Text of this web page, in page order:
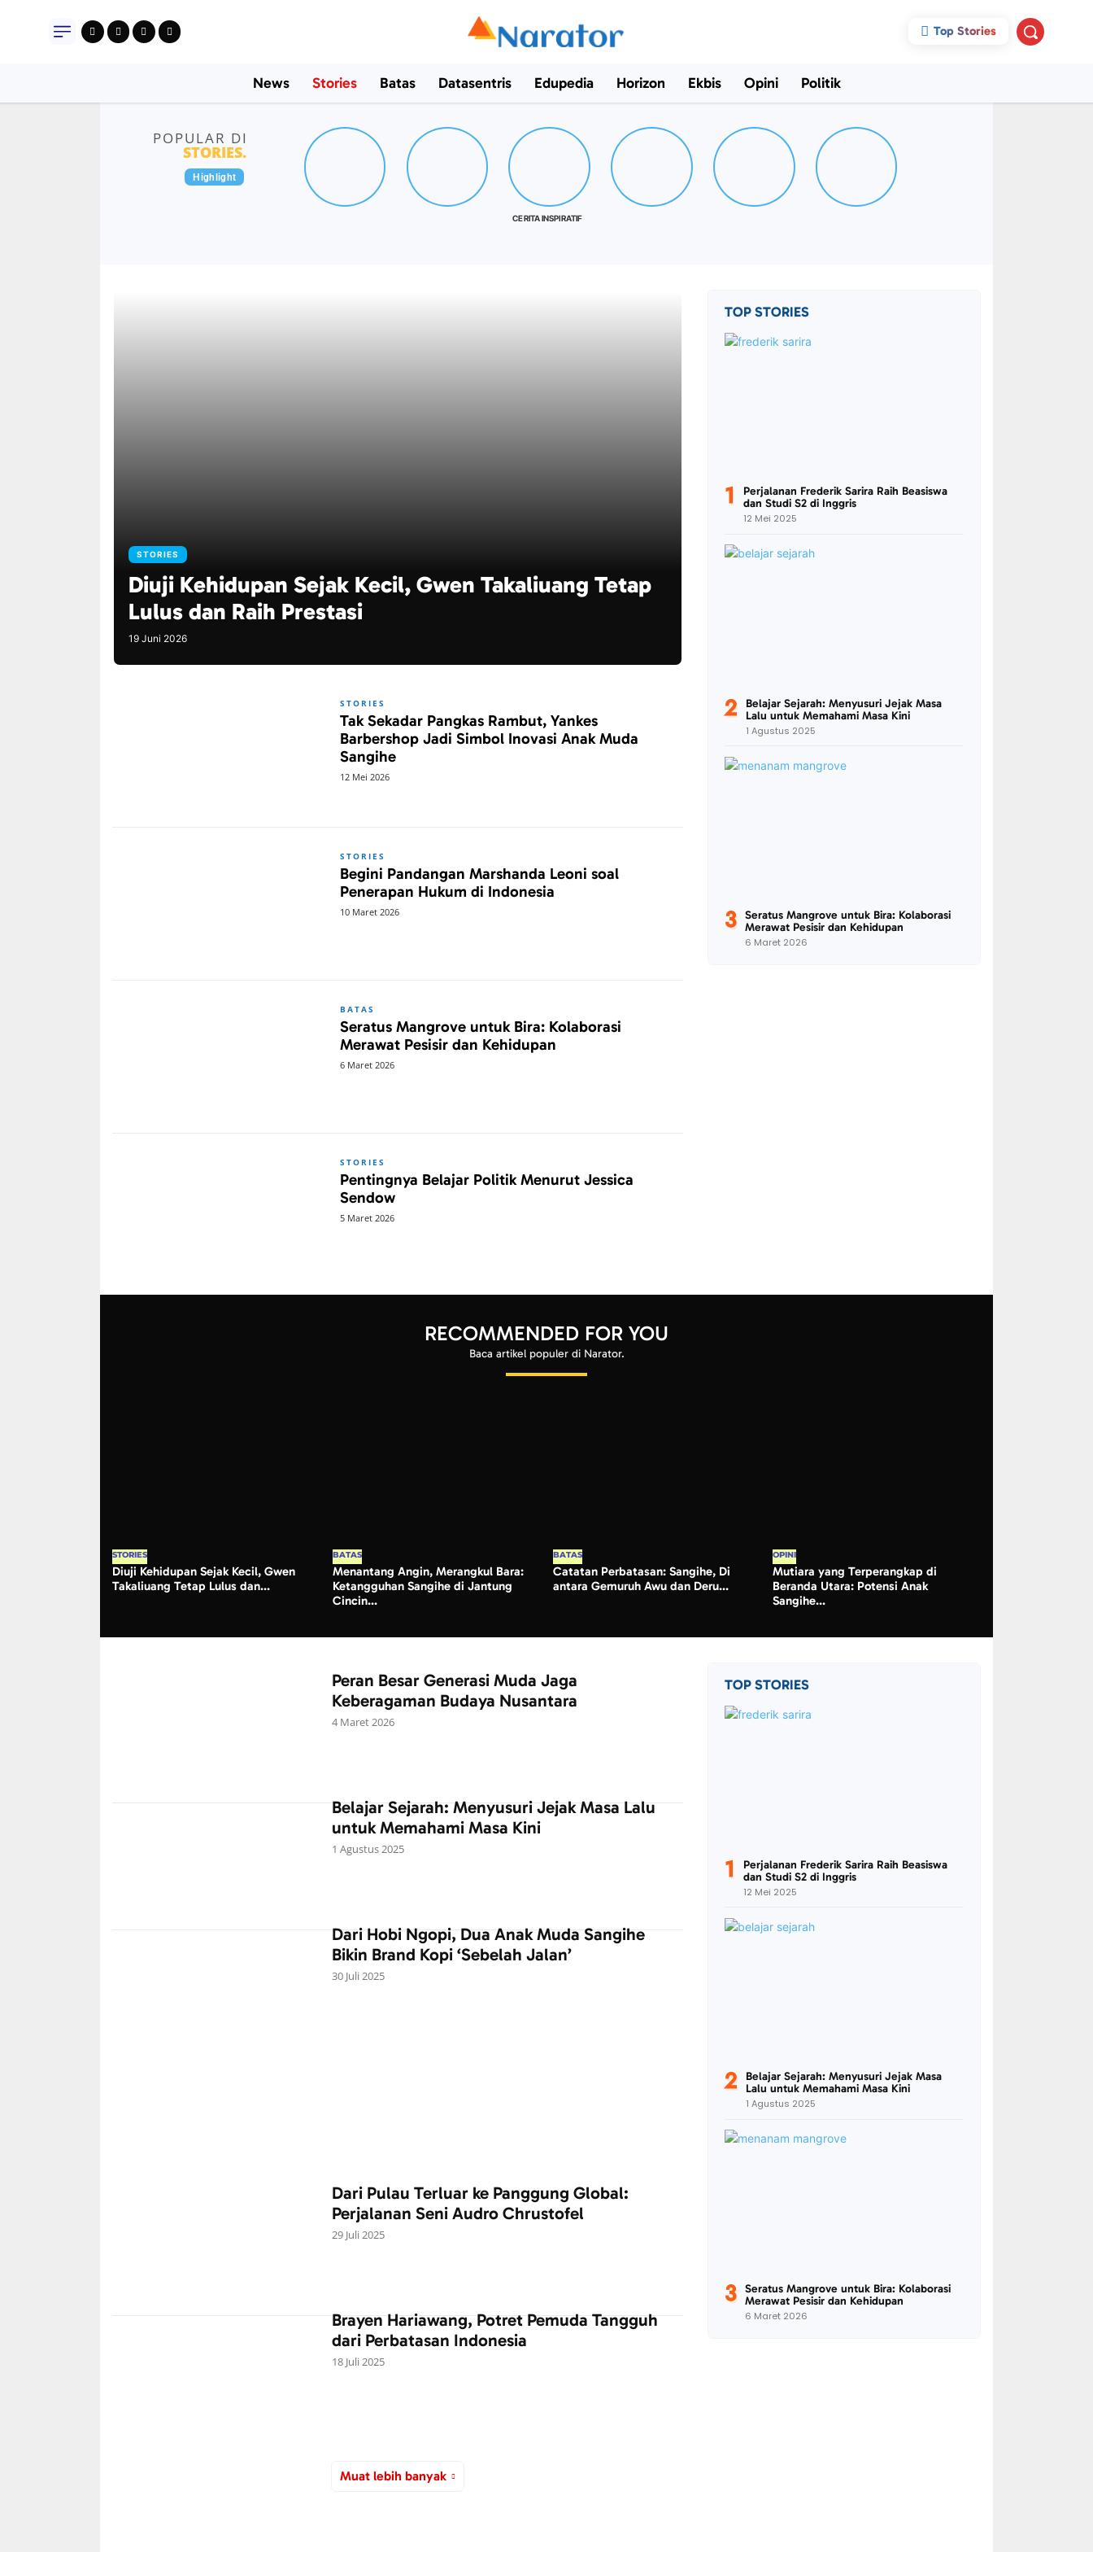
Top Stories
News Stories Batas Datasentris Edupedia Horizon Ekbis Opini Politik
POPULAR DI
STORIES.
Highlight
CERITA INSPIRATIF
STORIES
Diuji Kehidupan Sejak Kecil, Gwen Takaliuang Tetap
Lulus dan Raih Prestasi
19 Juni 2026
STORIES
Tak Sekadar Pangkas Rambut, Yankes
Barbershop Jadi Simbol Inovasi Anak Muda
Sangihe
12 Mei 2026
STORIES
Begini Pandangan Marshanda Leoni soal
Penerapan Hukum di Indonesia
10 Maret 2026
BATAS
Seratus Mangrove untuk Bira: Kolaborasi
Merawat Pesisir dan Kehidupan
6 Maret 2026
STORIES
Pentingnya Belajar Politik Menurut Jessica
Sendow
5 Maret 2026
TOP STORIES
Perjalanan Frederik Sarira Raih Beasiswa
dan Studi S2 di Inggris
12 Mei 2025
Belajar Sejarah: Menyusuri Jejak Masa
Lalu untuk Memahami Masa Kini
1 Agustus 2025
Seratus Mangrove untuk Bira: Kolaborasi
Merawat Pesisir dan Kehidupan
6 Maret 2026
Baca artikel populer di Narator.
RECOMMENDED FOR YOU
STORIES
Diuji Kehidupan Sejak Kecil, Gwen
Takaliuang Tetap Lulus dan...
BATAS
Menantang Angin, Merangkul Bara:
Ketangguhan Sangihe di Jantung
Cincin...
BATAS
Catatan Perbatasan: Sangihe, Di
antara Gemuruh Awu dan Deru...
OPINI
Mutiara yang Terperangkap di
Beranda Utara: Potensi Anak
Sangihe...
Peran Besar Generasi Muda Jaga
Keberagaman Budaya Nusantara
4 Maret 2026
Belajar Sejarah: Menyusuri Jejak Masa Lalu
untuk Memahami Masa Kini
1 Agustus 2025
Dari Hobi Ngopi, Dua Anak Muda Sangihe
Bikin Brand Kopi ‘Sebelah Jalan’
30 Juli 2025
Dari Pulau Terluar ke Panggung Global:
Perjalanan Seni Audro Chrustofel
29 Juli 2025
Brayen Hariawang, Potret Pemuda Tangguh
dari Perbatasan Indonesia
18 Juli 2025
Muat lebih banyak
TOP STORIES
Perjalanan Frederik Sarira Raih Beasiswa
dan Studi S2 di Inggris
12 Mei 2025
Belajar Sejarah: Menyusuri Jejak Masa
Lalu untuk Memahami Masa Kini
1 Agustus 2025
Seratus Mangrove untuk Bira: Kolaborasi
Merawat Pesisir dan Kehidupan
6 Maret 2026